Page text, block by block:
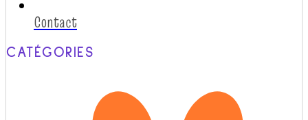
Contact
CATÉGORIES